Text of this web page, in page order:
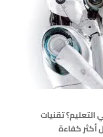
تقنيات
كفاءة